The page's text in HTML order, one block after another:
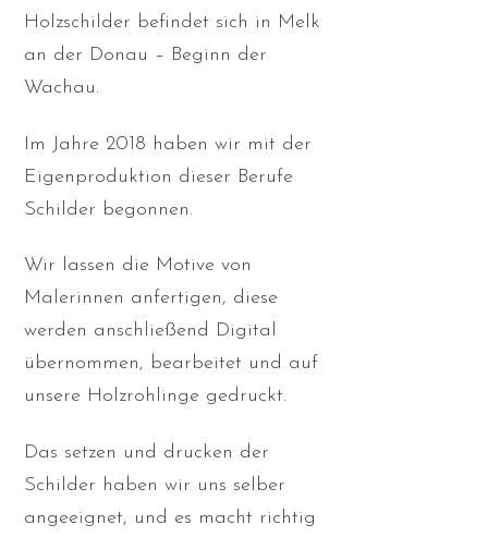
Holzschilder befindet sich in Melk
an der Donau – Beginn der
Wachau.
Im Jahre 2018 haben wir mit der
Eigenproduktion dieser Berufe
Schilder begonnen.
Wir lassen die Motive von
Malerinnen anfertigen, diese
werden anschließend Digital
übernommen, bearbeitet und auf
unsere Holzrohlinge gedruckt.
Das setzen und drucken der
Schilder haben wir uns selber
angeeignet, und es macht richtig